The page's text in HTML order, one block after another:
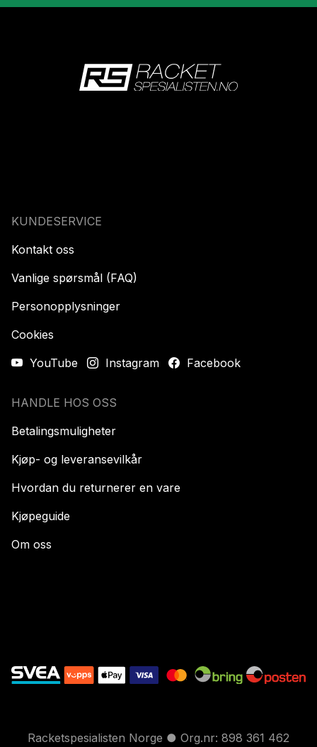
KUNDESERVICE
Kontakt oss
Vanlige spørsmål (FAQ)
Personopplysninger
Cookies
YouTube
Instagram Facebook
HANDLE HOS OSS
Betalingsmuligheter
Kjøp- og leveransevilkår
Hvordan du returnerer en vare
Kjøpeguide
Om oss
Racketspesialisten Norge ● Org.nr: 898 361 462